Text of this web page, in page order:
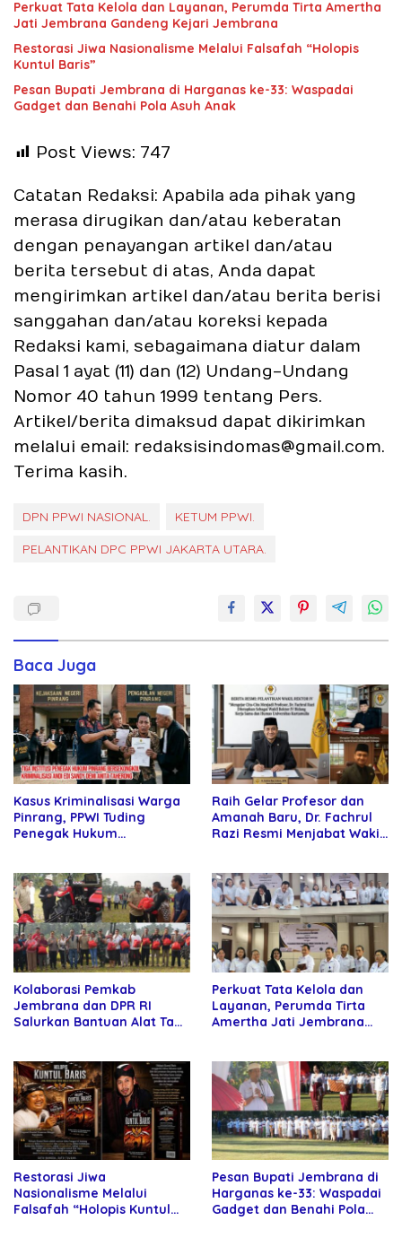
Perkuat Tata Kelola dan Layanan, Perumda Tirta Amertha
Jati Jembrana Gandeng Kejari Jembrana
Restorasi Jiwa Nasionalisme Melalui Falsafah “Holopis
Kuntul Baris”
Pesan Bupati Jembrana di Harganas ke-33: Waspadai
Gadget dan Benahi Pola Asuh Anak
Post Views: 747
Catatan Redaksi: Apabila ada pihak yang
merasa dirugikan dan/atau keberatan
dengan penayangan artikel dan/atau
berita tersebut di atas, Anda dapat
mengirimkan artikel dan/atau berita berisi
sanggahan dan/atau koreksi kepada
Redaksi kami, sebagaimana diatur dalam
Pasal 1 ayat (11) dan (12) Undang-Undang
Nomor 40 tahun 1999 tentang Pers.
Artikel/berita dimaksud dapat dikirimkan
melalui email: redaksisindomas@gmail.com.
Terima kasih.
DPN PPWI NASIONAL.
KETUM PPWI.
PELANTIKAN DPC PPWI JAKARTA UTARA.
Baca Juga
Kasus Kriminalisasi Warga
Pinrang, PPWI Tuding
Penegak Hukum
Raih Gelar Profesor dan
Amanah Baru, Dr. Fachrul
Razi Resmi Menjabat Wakil
Kolaborasi Pemkab
Jembrana dan DPR RI
Salurkan Bantuan Alat Tani
Perkuat Tata Kelola dan
Layanan, Perumda Tirta
Amertha Jati Jembrana
Restorasi Jiwa
Nasionalisme Melalui
Falsafah “Holopis Kuntul
Pesan Bupati Jembrana di
Harganas ke-33: Waspadai
Gadget dan Benahi Pola